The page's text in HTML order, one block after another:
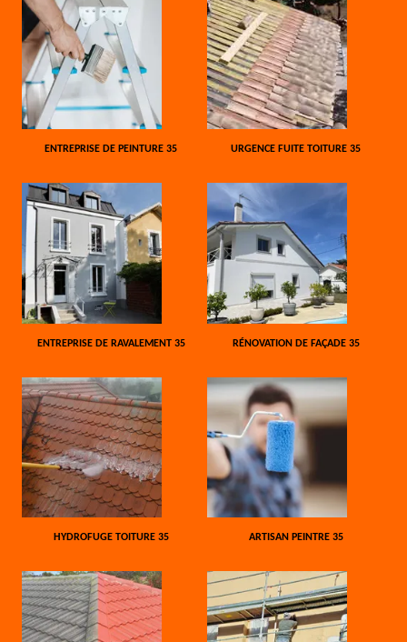
ENTREPRISE DE PEINTURE 35 URGENCE FUITE TOITURE 35
ENTREPRISE DE RAVALEMENT 35 RÉNOVATION DE FAÇADE 35
HYDROFUGE TOITURE 35 ARTISAN PEINTRE 35